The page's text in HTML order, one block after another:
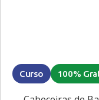
Curso 100%